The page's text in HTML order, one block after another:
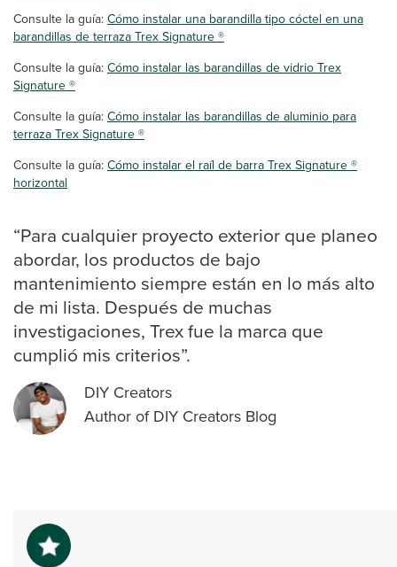
Consulte la guía:Cómo instalar una barandilla tipo cóctel en una
barandillas de terraza Trex Signature ®
Consulte la guía:Cómo instalar las barandillas de vidrio Trex
Signature ®
Consulte la guía:Cómo instalar las barandillas de aluminio para
terraza Trex Signature ®
Consulte la guía:Cómo instalar el raíl de barra Trex Signature ®
horizontal
“Para cualquier proyecto exterior que planeo
abordar, los productos de bajo
mantenimiento siempre están en lo más alto
de mi lista. Después de muchas
investigaciones, Trex fue la marca que
cumplió mis criterios”.
DIY Creators
Author of DIY Creators Blog